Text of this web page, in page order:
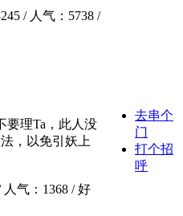
/ 人气：5738 /
要理Ta，此人没
，以免引妖上
气：1368 / 好
去串个
门
打个招
呼